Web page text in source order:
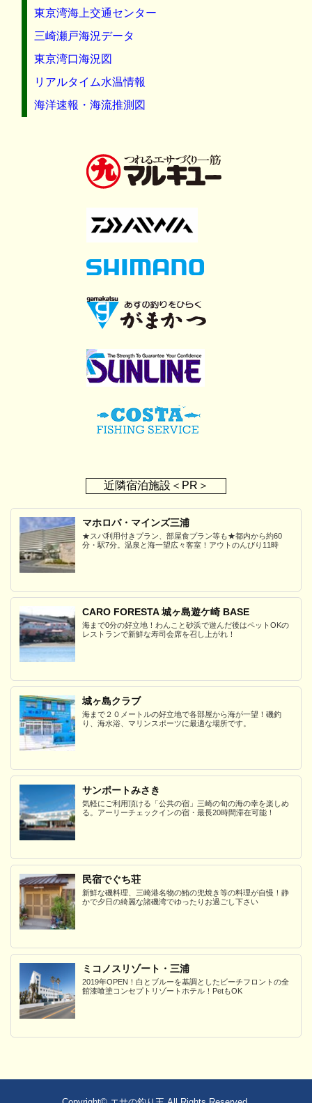
東京湾海上交通センター
三崎瀬戸海況データ
東京湾口海況図
リアルタイム水温情報
海洋速報・海流推測図
近隣宿泊施設＜PR＞
マホロバ・マインズ三浦
★スパ利用付きプラン、部屋食プラン等も★都内から約60
分・駅7分。温泉と海一望広々客室！アウトのんびり11時
CARO FORESTA 城ヶ島遊ケ崎 BASE
海まで0分の好立地！わんこと砂浜で遊んだ後はペットOKの
レストランで新鮮な寿司会席を召し上がれ！
城ヶ島クラブ
海まで２０メートルの好立地で各部屋から海が一望！磯釣
り、海水浴、マリンスポーツに最適な場所です。
サンポートみさき
気軽にご利用頂ける「公共の宿」三崎の旬の海の幸を楽しめ
る。アーリーチェックインの宿・最長20時間滞在可能！
民宿でぐち荘
新鮮な磯料理、三崎港名物の鮪の兜焼き等の料理が自慢！静
かで夕日の綺麗な諸磯湾でゆったりお過ごし下さい
ミコノスリゾート・三浦
2019年OPEN！白とブルーを基調としたビーチフロントの全
館漆喰塗コンセプトリゾートホテル！PetもOK